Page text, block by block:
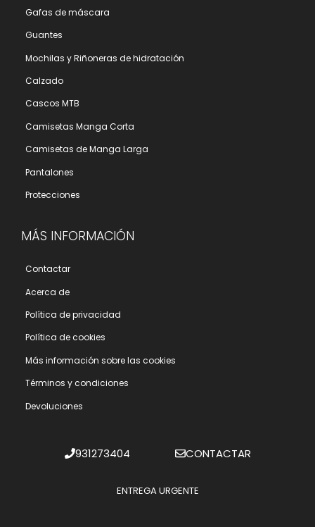
Gafas de máscara
Guantes
Mochilas y Riñoneras de hidratación
Calzado
Cascos MTB
Camisetas Manga Corta
Camisetas de Manga Larga
Pantalones
Protecciones
MÁS INFORMACIÓN
Contactar
Acerca de
Polí­tica de privacidad
Polí­tica de cookies
Más información sobre las cookies
Términos y condiciones
Devoluciones
931273404 CONTACTAR
ENTREGA URGENTE